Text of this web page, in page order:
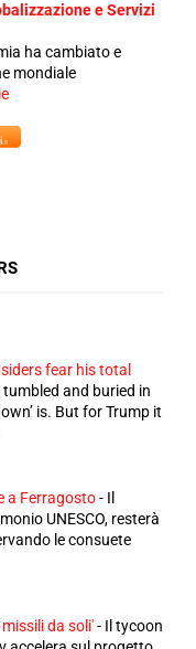
e Servizi
ha cambiato e
mondiale
fear his total
and buried in
is. But for Trump it
a Ferragosto- Il
UNESCO, resterà
le consuete
da soli'- Il tycoon